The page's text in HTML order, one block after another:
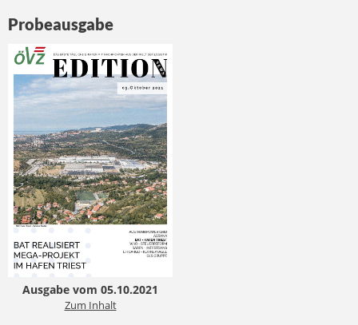
Probeausgabe
Ausgabe vom 05.10.2021
Zum Inhalt